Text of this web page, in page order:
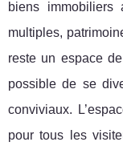
biens
multiples,
reste un espace
possible de se
conviviaux.
pour tous les